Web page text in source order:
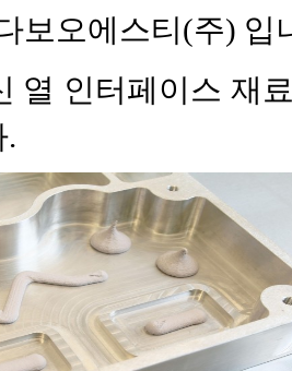
보오에스티(주) 입
열 인터페이스 재
.